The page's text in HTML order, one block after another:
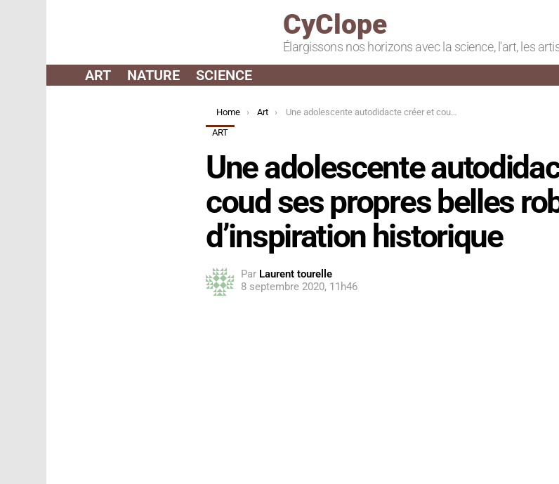
CyClope
Élargissons nos horizons avec la science, l'art, les
ART NATURE SCIENCE
You are here:
Home Art
Une adolescente autodidacte créer et coud ses propres belles robes d’inspiration historique
ART
Une adolescente
coud ses propres belles
d’inspiration historique
Par Laurent tourelle
8 septembre 2020, 11h46